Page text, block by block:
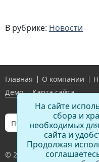
В рубрике: Новости
© 2011- 2026,ООО
Главная О компании
Демо
Карта сайта
На сайте
сбора и
необходимых
сайта и
Продолжая